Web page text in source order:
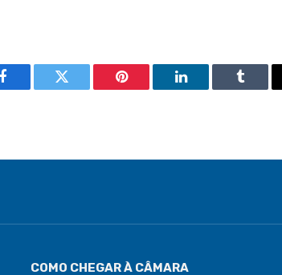
Facebook Twitter Pinterest LinkedIn Tumblr
COMO CHEGAR À CÂMARA